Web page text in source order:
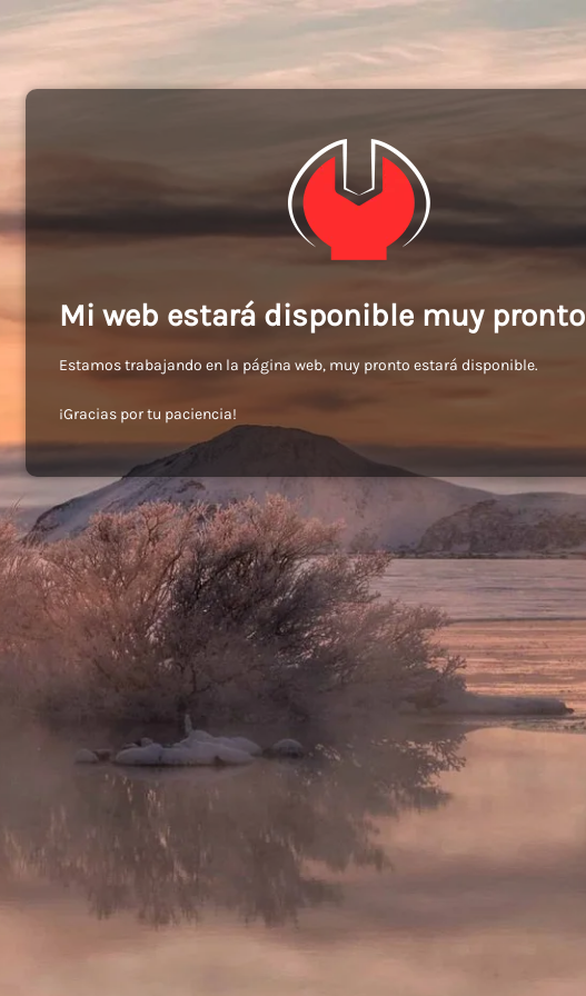
Mi web estará disponible muy pronto
Estamos trabajando en la página web, muy pronto estará disponible.
¡Gracias por tu paciencia!